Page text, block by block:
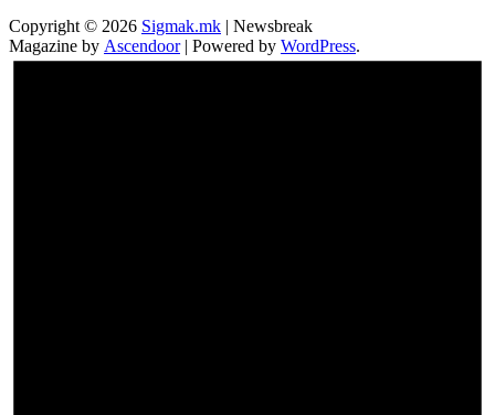
Copyright © 2026 Sigmak.mk | Newsbreak
Magazine by Ascendoor| Powered by WordPress.